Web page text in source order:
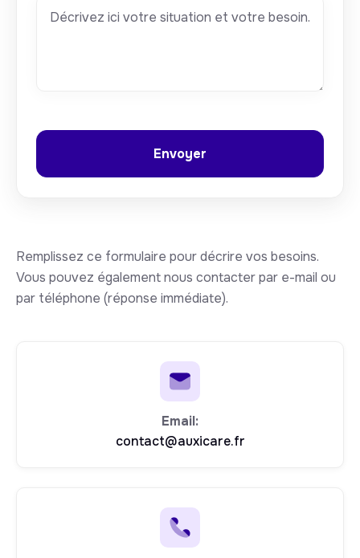
Remplissez ce formulaire pour décrire vos besoins.
Vous pouvez également nous contacter par e-mail ou
par téléphone (réponse immédiate).
Email:
contact@auxicare.fr